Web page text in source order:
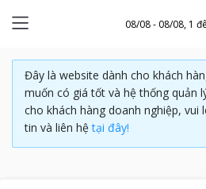
08/08 - 08/08, 1
Đây là website dành cho khách
muốn có giá tốt và hệ thống quản
cho khách hàng doanh nghiệp,
tin và liên hệ tại đây!